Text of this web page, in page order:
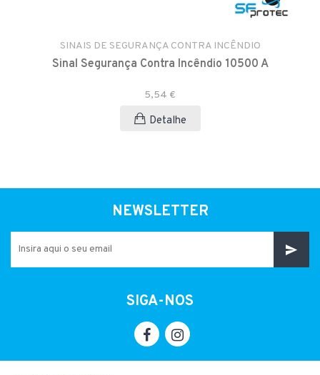
SINAIS DE SEGURANÇA CONTRA INCÊNDIO
Sinal Segurança Contra Incêndio 10500 A
5,54 €
Detalhe
NEWSLETTER
SIGA-NOS